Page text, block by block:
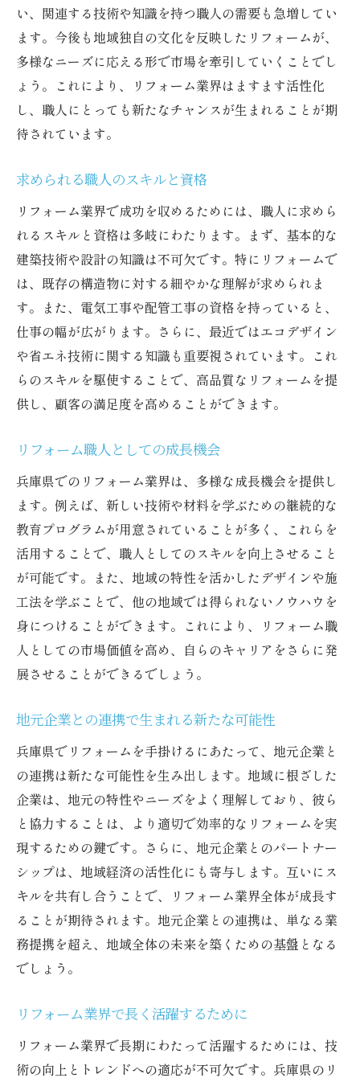
異業種からの転職者にも開かれた可能性
成功するリフォームプロジェクトの秘訣
真和テック兵庫でのリフォーム職人募集の詳細
募集要項と必要な資格・経験
真和テックが提供するキャリアパス
社員教育プログラムとスキルアップ
福利厚生と働き方改革の取り組み
応募方法と選考プロセス
リフォームで新しい未来を築く兵庫の職人へ
未来を見据えた職人の役割
リフォームがもたらす地域社会への貢献
環境に優しいリフォームの必要性
次世代に繋げる技術と知識の継承
リフォーム職人が目指す未来の住まい
兵庫県リフォームで地域の自然を取り入れたデ
ザインの可能性
自然素材を活かしたリフォームの提案
エコフレンドリーなデザインの追求
景観を重視したリフォームの実例
自然と調和する住まいづくりの重要性
地域の自然美を取り入れる考え方
環境保護とリフォームの両立
あなたの技術を活かす兵庫でのリフォーム職人
職人の技術が求められる理由
新たな挑戦を支えるサポート体制
技術革新とリフォームの未来
伝統技術を活用した現代のリフォーム
熟練の腕を活かすプロジェクトの数々
挑戦し続けることで得られる成長
い、関連する技術や知識を持つ職人の需要も急増してい
ます。今後も地域独自の文化を反映したリフォームが、
多様なニーズに応える形で市場を牽引していくことでし
ょう。これにより、リフォーム業界はますます活性化
し、職人にとっても新たなチャンスが生まれることが期
待されています。
求められる職人のスキルと資格
リフォーム業界で成功を収めるためには、職人に求めら
れるスキルと資格は多岐にわたります。まず、基本的な
建築技術や設計の知識は不可欠です。特にリフォームで
は、既存の構造物に対する細やかな理解が求められま
す。また、電気工事や配管工事の資格を持っていると、
仕事の幅が広がります。さらに、最近ではエコデザイン
や省エネ技術に関する知識も重要視されています。これ
らのスキルを駆使することで、高品質なリフォームを提
供し、顧客の満足度を高めることができます。
リフォーム職人としての成長機会
兵庫県でのリフォーム業界は、多様な成長機会を提供し
ます。例えば、新しい技術や材料を学ぶための継続的な
教育プログラムが用意されていることが多く、これらを
活用することで、職人としてのスキルを向上させること
が可能です。また、地域の特性を活かしたデザインや施
工法を学ぶことで、他の地域では得られないノウハウを
身につけることができます。これにより、リフォーム職
人としての市場価値を高め、自らのキャリアをさらに発
展させることができるでしょう。
地元企業との連携で生まれる新たな可能性
兵庫県でリフォームを手掛けるにあたって、地元企業と
の連携は新たな可能性を生み出します。地域に根ざした
企業は、地元の特性やニーズをよく理解しており、彼ら
と協力することは、より適切で効率的なリフォームを実
現するための鍵です。さらに、地元企業とのパートナー
シップは、地域経済の活性化にも寄与します。互いにス
キルを共有し合うことで、リフォーム業界全体が成長す
ることが期待されます。地元企業との連携は、単なる業
務提携を超え、地域全体の未来を築くための基盤となる
でしょう。
リフォーム業界で長く活躍するために
リフォーム業界で長期にわたって活躍するためには、技
術の向上とトレンドへの適応が不可欠です。兵庫県のリ